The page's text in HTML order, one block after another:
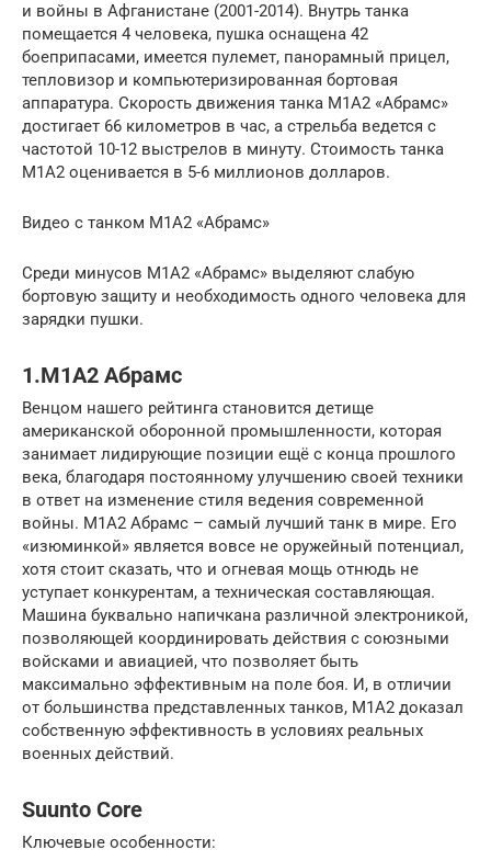
и войны в Афганистане (2001-2014). Внутрь танка
помещается 4 человека, пушка оснащена 42
боеприпасами, имеется пулемет, панорамный прицел,
тепловизор и компьютеризированная бортовая
аппаратура. Скорость движения танка M1A2 «Абрамс»
достигает 66 километров в час, а стрельба ведется с
частотой 10-12 выстрелов в минуту. Стоимость танка
M1A2 оценивается в 5-6 миллионов долларов.
Видео с танком M1A2 «Абрамс»
Среди минусов M1A2 «Абрамс» выделяют слабую
бортовую защиту и необходимость одного человека для
зарядки пушки.
1.M1A2 Абрамс
Венцом нашего рейтинга становится детище
американской оборонной промышленности, которая
занимает лидирующие позиции ещё с конца прошлого
века, благодаря постоянному улучшению своей техники
в ответ на изменение стиля ведения современной
войны. M1A2 Абрамс – самый лучший танк в мире. Его
«изюминкой» является вовсе не оружейный потенциал,
хотя стоит сказать, что и огневая мощь отнюдь не
уступает конкурентам, а техническая составляющая.
Машина буквально напичкана различной электроникой,
позволяющей координировать действия с союзными
войсками и авиацией, что позволяет быть
максимально эффективным на поле боя. И, в отличии
от большинства представленных танков, M1A2 доказал
собственную эффективность в условиях реальных
военных действий.
Suunto Core
Ключевые особенности: